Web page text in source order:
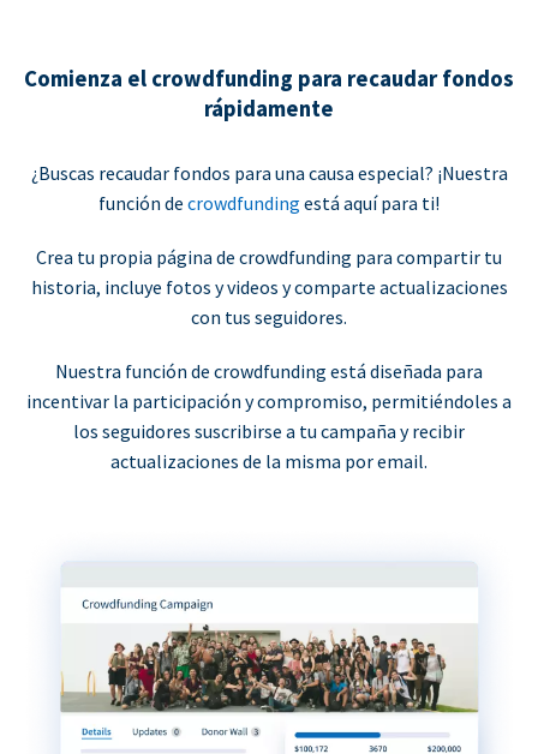
Comienza el crowdfunding para recaudar fondos
rápidamente
¿Buscas recaudar fondos para una causa especial? ¡Nuestra
función de crowdfunding está aquí para ti!
Crea tu propia página de crowdfunding para compartir tu
historia, incluye fotos y videos y comparte actualizaciones
con tus seguidores.
Nuestra función de crowdfunding está diseñada para
incentivar la participación y compromiso, permitiéndoles a
los seguidores suscribirse a tu campaña y recibir
actualizaciones de la misma por email.